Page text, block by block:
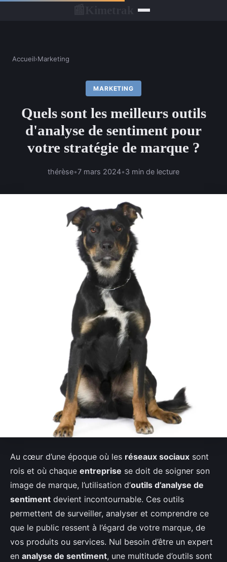
Accueil›Marketing
MARKETING
Quels sont les meilleurs outils
d'analyse de sentiment pour
votre stratégie de marque ?
thérèse•7 mars 2024•3 min de lecture
Au cœur d’une époque où les réseaux sociaux sont
rois et où chaque entreprise se doit de soigner son
image de marque, l’utilisation d’outils d’analyse de
sentiment devient incontournable. Ces outils
permettent de surveiller, analyser et comprendre ce
que le public ressent à l’égard de votre marque, de
vos produits ou services. Nul besoin d’être un expert
en analyse de sentiment, une multitude d’outils sont